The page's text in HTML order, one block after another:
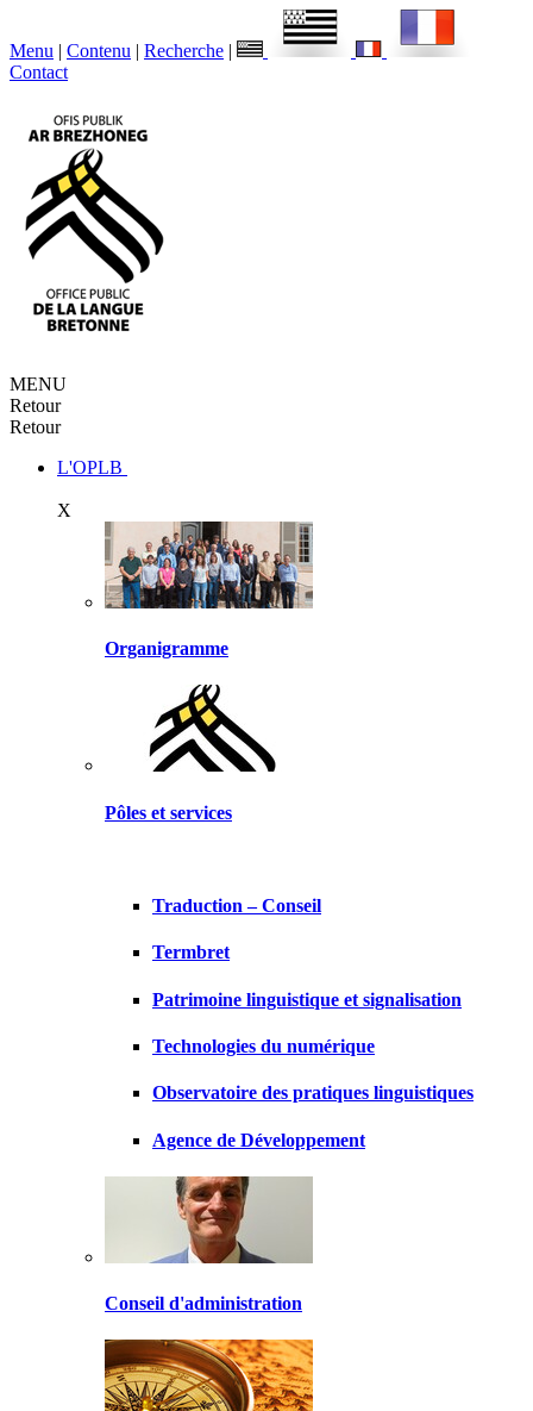
Menu | Contenu | Recherche |
Contact
MENU
Retour
Retour
L'OPLB
X
Organigramme
Pôles et services
Traduction – Conseil
Termbret
Patrimoine linguistique et signalisation
Technologies du numérique
Observatoire des pratiques linguistiques
Agence de Développement
Conseil d'administration